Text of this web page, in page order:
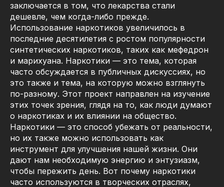
заключается в том, что лекарства стали
дешевле, чем когда-либо прежде.
Использование наркотиков увеличилось в
последние десятилетия с ростом популярности
синтетических наркотиков, таких как мефедрон
и марихуана. Наркотики — это тема, которая
часто обсуждается в публичных дискуссиях, но
это также и тема, на которую можно взглянуть
по-разному. Этот проект направлен на изучение
этих точек зрения, глядя на то, как люди думают
о наркотиках и их влиянии на общество.
Наркотики — это способ убежать от реальности,
но их также можно использовать как
инструмент для улучшения нашей жизни. Они
дают нам необходимую энергию и энтузиазм,
чтобы пережить день. Вот почему наркотики
часто используются в творческих отраслях,